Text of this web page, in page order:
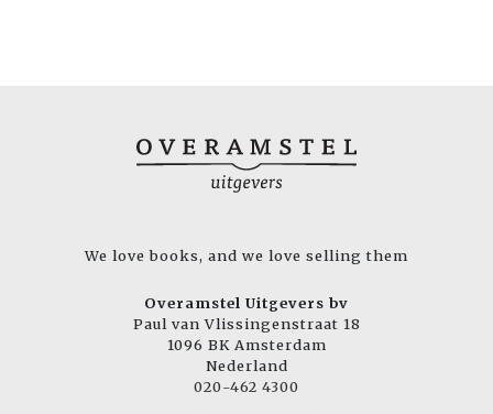
We love books, and we love selling them
Overamstel Uitgevers bv
Paul van Vlissingenstraat 18
1096 BK Amsterdam
Nederland
020-462 4300